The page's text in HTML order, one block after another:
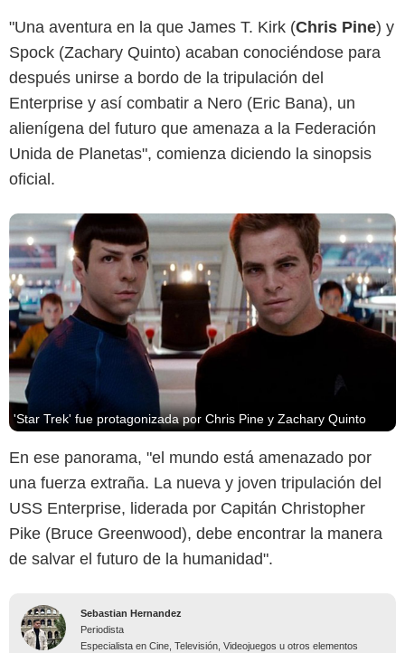
"Una aventura en la que James T. Kirk (Chris Pine) y
Spock (Zachary Quinto) acaban conociéndose para
después unirse a bordo de la tripulación del
Enterprise y así combatir a Nero (Eric Bana), un
alienígena del futuro que amenaza a la Federación
Unida de Planetas", comienza diciendo la sinopsis
oficial.
'Star Trek' fue protagonizada por Chris Pine y Zachary Quinto
En ese panorama, "el mundo está amenazado por
una fuerza extraña. La nueva y joven tripulación del
USS Enterprise, liderada por Capitán Christopher
Pike (Bruce Greenwood), debe encontrar la manera
de salvar el futuro de la humanidad".
Sebastian Hernandez
Periodista
Especialista en Cine, Televisión, Videojuegos u otros elementos